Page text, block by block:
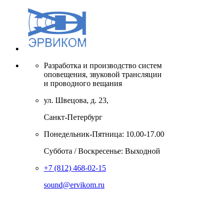
Разработка и производство систем
оповещения, звуковой трансляции
и проводного вещания
ул. Швецова, д. 23,
Санкт-Петербург
Понедельник-Пятница: 10.00-17.00
Суббота / Воскресенье: Выходной
+7 (812) 468-02-15
sound@ervikom.ru